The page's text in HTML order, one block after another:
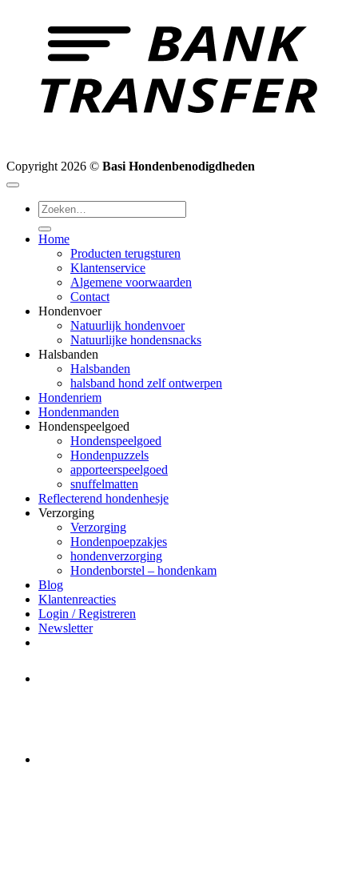
Copyright 2026 © Basi Hondenbenodigdheden
Zoeken
naar:
Home
Producten terugsturen
Klantenservice
Algemene voorwaarden
Contact
Hondenvoer
Natuurlijk hondenvoer
Natuurlijke hondensnacks
Halsbanden
Halsbanden
halsband hond zelf ontwerpen
Hondenriem
Hondenmanden
Hondenspeelgoed
Hondenspeelgoed
Hondenpuzzels
apporteerspeelgoed
snuffelmatten
Reflecterend hondenhesje
Verzorging
Verzorging
Hondenpoepzakjes
hondenverzorging
Hondenborstel – hondenkam
Blog
Klantenreacties
Login / Registreren
Newsletter